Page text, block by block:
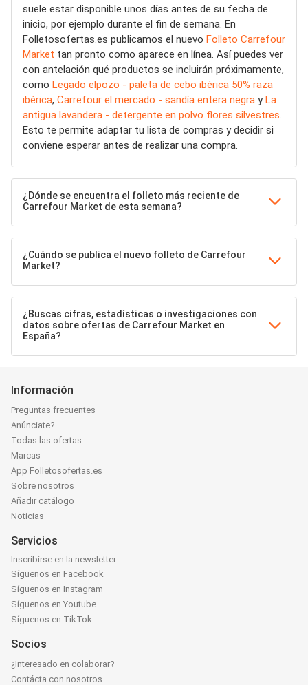
suele estar disponible unos días antes de su fecha de
inicio, por ejemplo durante el fin de semana. En
Folletosofertas.es publicamos el nuevo Folleto Carrefour
Market tan pronto como aparece en línea. Así puedes ver
con antelación qué productos se incluirán próximamente,
como Legado elpozo - paleta de cebo ibérica 50% raza
ibérica, Carrefour el mercado - sandía entera negra yLa
antigua lavandera - detergente en polvo flores silvestres.
Esto te permite adaptar tu lista de compras y decidir si
conviene esperar antes de realizar una compra.
¿Dónde se encuentra el folleto más reciente de
Carrefour Market de esta semana?
¿Cuándo se publica el nuevo folleto de Carrefour
Market?
¿Buscas cifras, estadísticas o investigaciones con
datos sobre ofertas de Carrefour Market en
España?
Información
Preguntas frecuentes
Anúnciate?
Todas las ofertas
Marcas
App Folletosofertas.es
Sobre nosotros
Añadir catálogo
Noticias
Servicios
Inscribirse en la newsletter
Síguenos en Facebook
Síguenos en Instagram
Síguenos en Youtube
Síguenos en TikTok
Socios
¿Interesado en colaborar?
Contácta con nosotros